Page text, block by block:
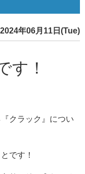
2024年06月11日(Tue)
す！
クラック』につい
です！